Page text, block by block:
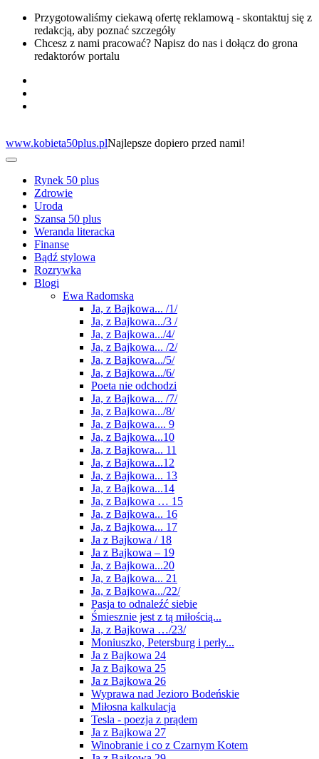
Przygotowaliśmy ciekawą ofertę reklamową - skontaktuj się z
redakcją, aby poznać szczegóły
Chcesz z nami pracować? Napisz do nas i dołącz do grona
redaktorów portalu
www.kobieta50plus.plNajlepsze dopiero przed nami!
Rynek 50 plus
Zdrowie
Uroda
Szansa 50 plus
Weranda literacka
Finanse
Bądź stylowa
Rozrywka
Blogi
Ewa Radomska
Ja, z Bajkowa... /1/
Ja, z Bajkowa.../3 /
Ja, z Bajkowa.../4/
Ja, z Bajkowa... /2/
Ja, z Bajkowa.../5/
Ja, z Bajkowa.../6/
Poeta nie odchodzi
Ja, z Bajkowa... /7/
Ja, z Bajkowa.../8/
Ja, z Bajkowa.... 9
Ja, z Bajkowa...10
Ja, z Bajkowa... 11
Ja, z Bajkowa...12
Ja, z Bajkowa... 13
Ja, z Bajkowa...14
Ja, z Bajkowa … 15
Ja, z Bajkowa... 16
Ja, z Bajkowa... 17
Ja z Bajkowa / 18
Ja z Bajkowa – 19
Ja, z Bajkowa...20
Ja, z Bajkowa... 21
Ja, z Bajkowa.../22/
Pasja to odnaleźć siebie
Śmiesznie jest z tą miłością...
Ja, z Bajkowa …/23/
Moniuszko, Petersburg i perły...
Ja z Bajkowa 24
Ja z Bajkowa 25
Ja z Bajkowa 26
Wyprawa nad Jezioro Bodeńskie
Miłosna kalkulacja
Tesla - poezja z prądem
Ja z Bajkowa 27
Winobranie i co z Czarnym Kotem